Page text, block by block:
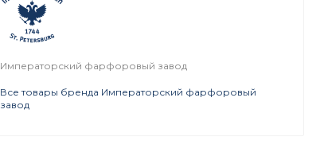
Императорский фарфоровый завод
Все товары бренда Императорский фарфоровый
завод